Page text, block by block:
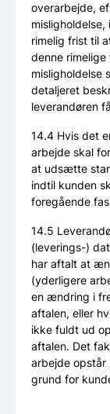
overarbejde,
rimelig frist til
denne
misligholdelse
detaljeret
leverandøren
14.4 Hvis det
arbejde skal
at udsætte
indtil kunden
foregående
14.5
(leverings-)
har aftalt at
(yderligere
en ændring i
aftalen, eller
ikke fuldt ud
aftalen. Det
arbejde opstår
grund for